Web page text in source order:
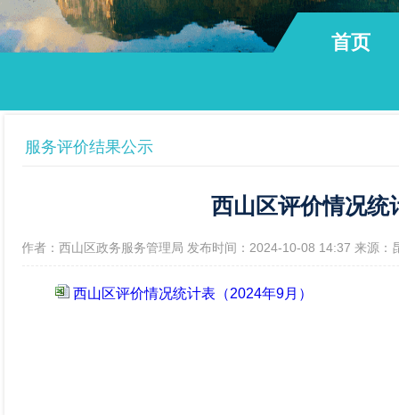
首页
政府信息公开年报
服务评价结果公示
西山区评价情况统
[作者：西山区政务服务管理局 发布时间：2024-10-08 14:37 来源：
西山区评价情况统计表（2024年9月）